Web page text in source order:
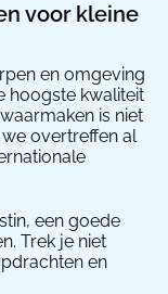
voor kleine
en omgeving
hoogste kwaliteit
is niet
overtreffen al
een goede
Trek je niet
en